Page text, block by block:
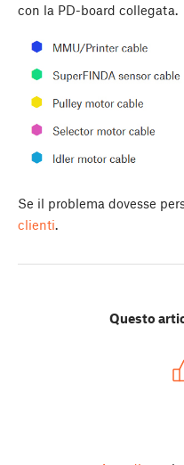
con la PD-board collegata.
Se il problema dovesse
clienti.
Questo